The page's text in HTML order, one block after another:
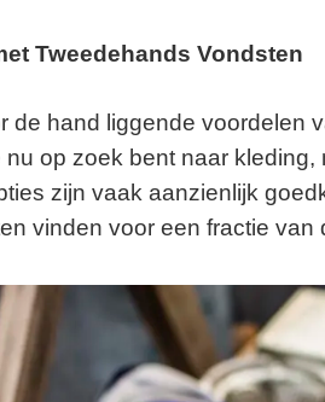
Tweedehands Vondsten
de hand liggende voordelen
op zoek bent naar
zijn vaak aanzienlijk
vinden voor een fractie van